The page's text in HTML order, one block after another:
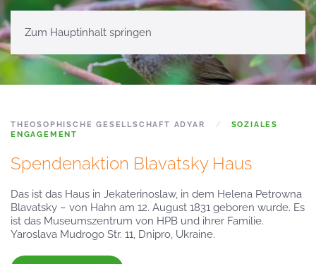
Zum Hauptinhalt springen
THEOSOPHISCHE GESELLSCHAFT ADYAR
SOZIALES
ENGAGEMENT
Spendenaktion Blavatsky Haus
Das ist das Haus in Jekaterinoslaw, in dem Helena Petrowna
Blavatsky – von Hahn am 12. August 1831 geboren wurde. Es
ist das Museumszentrum von HPB und ihrer Familie.
Yaroslava Mudrogo Str. 11, Dnipro, Ukraine.